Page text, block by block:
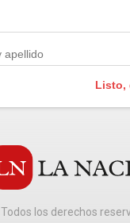
Listo,
Todos los derechos